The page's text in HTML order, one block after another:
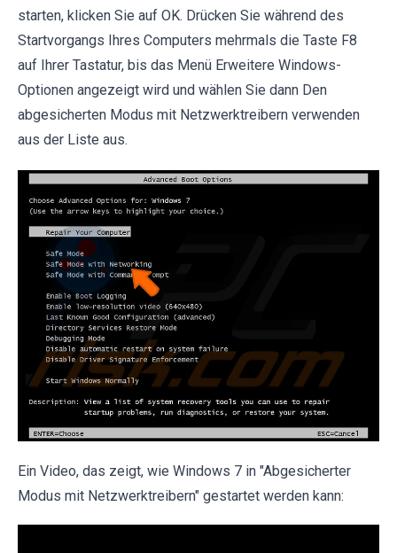
starten, klicken Sie auf OK. Drücken Sie während des
Startvorgangs Ihres Computers mehrmals die Taste F8
auf Ihrer Tastatur, bis das Menü Erweitere Windows-
Optionen angezeigt wird und wählen Sie dann Den
abgesicherten Modus mit Netzwerktreibern verwenden
aus der Liste aus.
Ein Video, das zeigt, wie Windows 7 in "Abgesicherter
Modus mit Netzwerktreibern" gestartet werden kann: